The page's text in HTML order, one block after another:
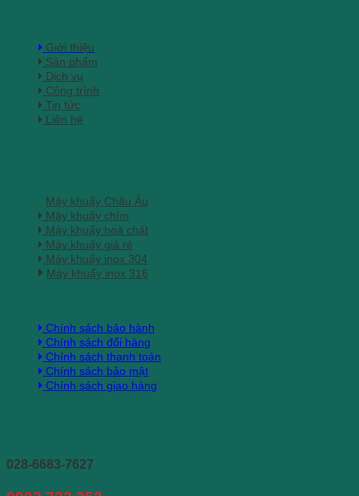
Giới thiệu
Sản phẩm
Dịch vụ
Công trình
Tin tức
Liên hệ
Máy khuấy Châu Âu
Máy khuấy chìm
Máy khuấy hoá chất
Máy khuấy giá rẻ
Máy khuấy inox 304
Máy khuấy inox 316
Chính sách bảo hành
Chính sách đổi hàng
Chính sách thanh toán
Chính sách bảo mật
Chính sách giao hàng
028-6683-7627